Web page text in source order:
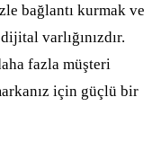
bağlantı kurmak ve
varlığınızdır.
fazla müşteri
için güçlü bir